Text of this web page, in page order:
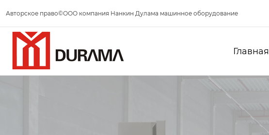
Авторское право©ООО компания Нанкин Дулама машинное оборудование
Главная